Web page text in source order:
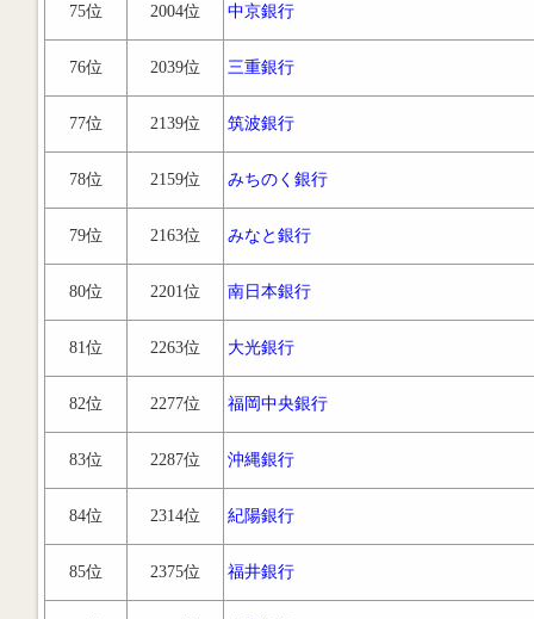
75位 2004位 中京銀行
76位 2039位 三重銀行
77位 2139位 筑波銀行
78位 2159位 みちのく銀行
79位 2163位 みなと銀行
80位 2201位 南日本銀行
81位 2263位 大光銀行
82位 2277位 福岡中央銀行
83位 2287位 沖縄銀行
84位 2314位 紀陽銀行
85位 2375位 福井銀行